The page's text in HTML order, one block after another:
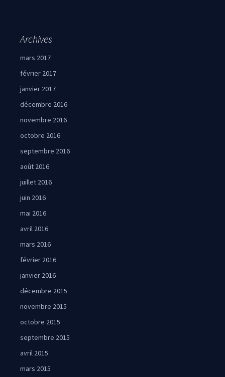
Archives
mars 2017
février 2017
janvier 2017
décembre 2016
novembre 2016
octobre 2016
septembre 2016
août 2016
juillet 2016
juin 2016
mai 2016
avril 2016
mars 2016
février 2016
janvier 2016
décembre 2015
novembre 2015
octobre 2015
septembre 2015
avril 2015
mars 2015